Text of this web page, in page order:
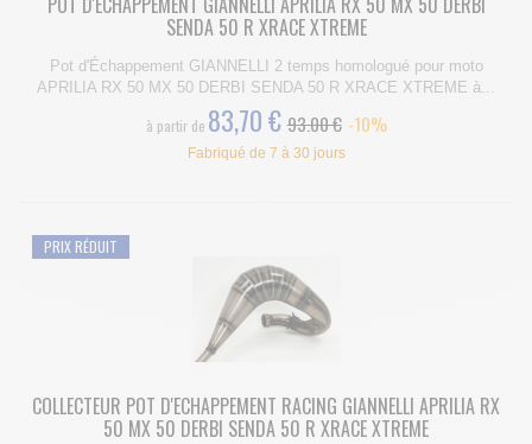
SENDA 50 R XRACE XTREME
Pot d'Échappement GIANNELLI 2 temps homologué pour moto
APRILIA RX 50 MX 50 DERBI SENDA 50 R XRACE XTREME à...
à partir de 83,70 € 93.00 € -10%
Fabriqué de 7 à 30 jours
PRIX RÉDUIT
COLLECTEUR POT D'ECHAPPEMENT RACING GIANNELLI APRILIA RX
50 MX 50 DERBI SENDA 50 R XRACE XTREME